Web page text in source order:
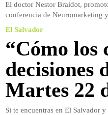
El doctor Nestor Braidot,
conferencia de Neuromarketing
El Salvador
“Cómo los
decisiones
Martes 22
Si te encuentras en El Salvador